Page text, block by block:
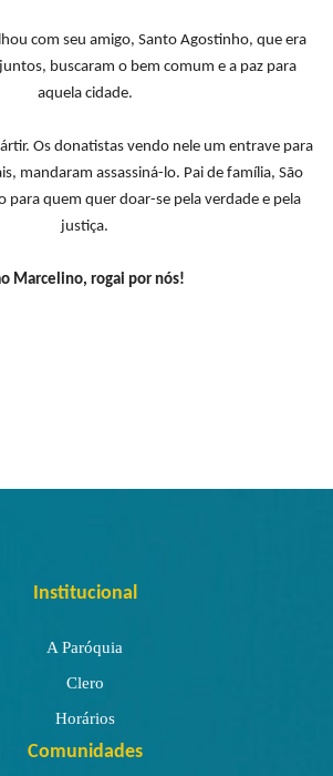
com seu amigo, Santo Agostinho, que era
buscaram o bem comum e a paz para
aquela cidade.
Os donatistas vendo nele um entrave para
mandaram assassiná-lo. Pai de família, São
para quem quer doar-se pela verdade e pela
justiça.
Marcelino, rogai por nós!
Institucional
A Paróquia
Clero
Horários
Comunidades